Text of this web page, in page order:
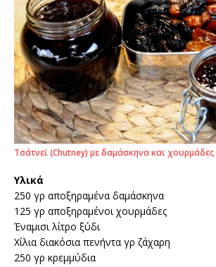
Τσάτνεϊ (Chutney) με δαμάσκηνα και χουρμάδες
Υλικά
250 γρ αποξηραμένα δαμάσκηνα
125 γρ αποξηραμένοι χουρμάδες
Έναμισι λίτρο ξύδι
Χίλια διακόσια πενήντα γρ ζάχαρη
250 γρ κρεμμύδια